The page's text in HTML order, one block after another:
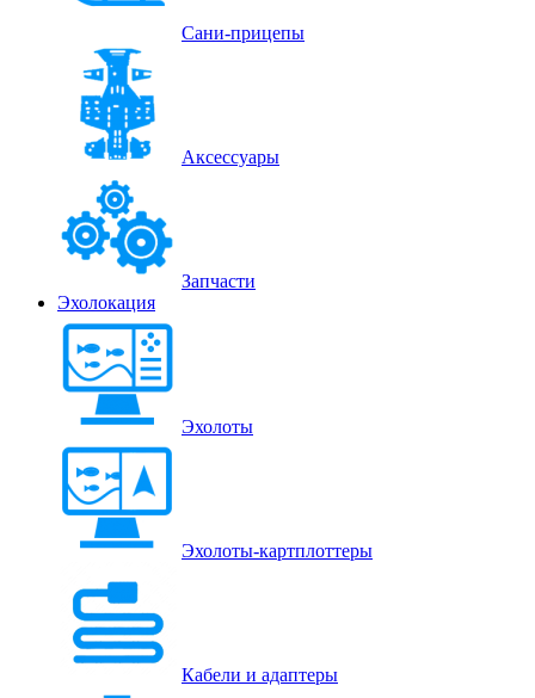
Сани-прицепы
Аксессуары
Запчасти
Эхолокация
Эхолоты
Эхолоты-картплоттеры
Кабели и адаптеры